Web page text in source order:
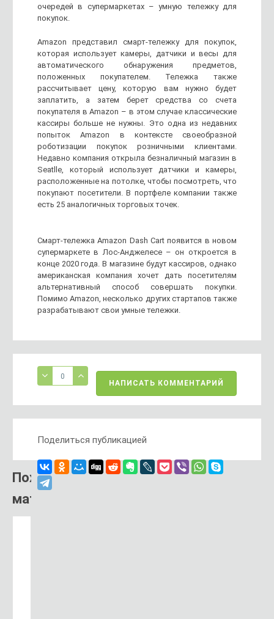
очередей в супермаркетах – умную тележку для
покупок.
Amazon представил смарт-тележку для покупок,
которая использует камеры, датчики и весы для
автоматического обнаружения предметов,
положенных покупателем. Тележка также
рассчитывает цену, которую вам нужно будет
заплатить, а затем берет средства со счета
покупателя в Amazon – в этом случае классические
кассиры больше не нужны. Это одна из недавних
попыток Amazon в контексте своеобразной
роботизации покупок розничными клиентами.
Недавно компания открыла безналичный магазин в
Seatlle, который использует датчики и камеры,
расположенные на потолке, чтобы посмотреть, что
покупают посетители. В портфеле компании также
есть 25 аналогичных торговых точек.
Смарт-тележка Amazon Dash Cart появится в новом
супермаркете в Лос-Анджелесе – он откроется в
конце 2020 года. В магазине будут кассиров, однако
американская компания хочет дать посетителям
альтернативный способ совершать покупки.
Помимо Amazon, несколько других стартапов также
разрабатывают свои умные тележки.
0
НАПИСАТЬ КОММЕНТАРИЙ
Поделиться публикацией
Похожий
материал